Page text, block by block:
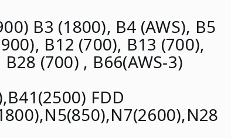
B3 (1800), B4 (AWS), B5
B12 (700), B13 (700),
B28 (700) , B66(AWS-3)
FDD